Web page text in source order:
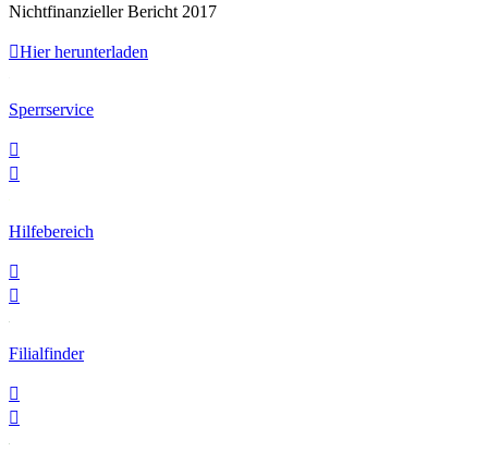
Nichtfinanzieller Bericht 2017
Hier herunterladen
Sperrservice


Hilfebereich


Filialfinder

